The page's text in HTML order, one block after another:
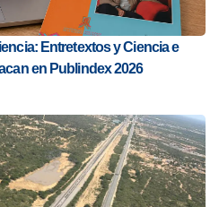
Entretextos y Ciencia e
en Publindex 2026